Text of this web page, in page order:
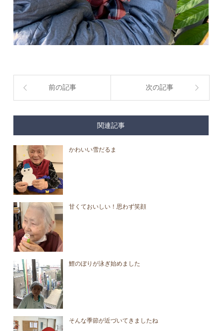
前の記事 次の記事
関連記事
かわいい雪だるま
甘くておいしい！思わず笑顔
鯉のぼりが泳ぎ始めました
そんな季節が近づいてきましたね